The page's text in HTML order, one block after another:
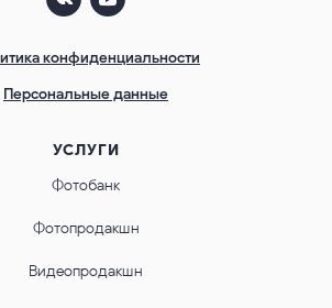
конфиденциальности
Персональные данные
УСЛУГИ
Фотобанк
Фотопродакшн
Видеопродакшн